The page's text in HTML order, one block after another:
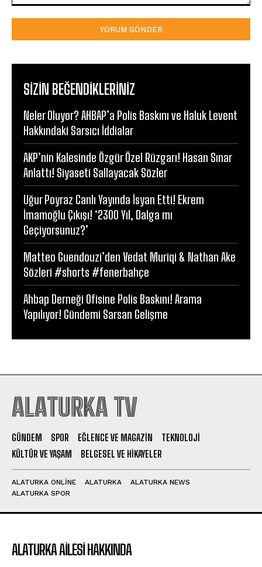
SIZIN BEĞENDIKLERINIZ
Neler Oluyor? AHBAP’a Polis Baskını ve Haluk Levent
Hakkındaki Sarsıcı İddialar
AKP’nin Kalesinde Özgür Özel Rüzgarı! Hasan Sınar
Anlattı! Siyaseti Sallayacak Sözler
Uğur Poyraz Canlı Yayında İsyan Etti! Ekrem
İmamoğlu Çıkışı! ‘2300 Yıl, Dalga mı
Geçiyorsunuz?’
Matteo Guendouzi’den Vedat Muriqi & Nathan Ake
Sözleri #shorts #fenerbahçe
Ahbap Derneği Ofisine Polis Baskını! Arama
Yapılıyor! Gündemi Sarsan Gelişme
ALATURKA TV
GÜNDEM SPOR EĞLENCE VE MAGAZIN
TEKNOLOJI
KÜLTÜR VE YAŞAM
BELGESEL VE HIKAYELER
ALATURKA ONLINE ALATURKA
ALATURKA NEWS
ALATURKA SPOR
ALATURKA AILESI HAKKINDA